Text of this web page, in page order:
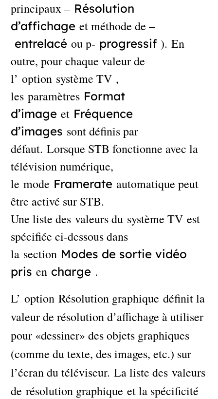
principaux – Résolution
d’affichage et méthode de –
entrelacé ou p- progressif). En
outre, pour chaque valeur de
l’ option système TV ,
les paramètres Format
d’image et Fréquence
d’images sont définis par
défaut. Lorsque STB fonctionne avec la
télévision numérique,
le mode Framerate automatique peut
être activé sur STB.
Une liste des valeurs du système TV est
spécifiée ci-dessous dans
la section Modes de sortie vidéo
pris en charge .
L’ option Résolution graphique définit la
valeur de résolution d’affichage à utiliser
pour «dessiner» des objets graphiques
(comme du texte, des images, etc.) sur
l’écran du téléviseur. La liste des valeurs
de résolution graphique et la spécificité